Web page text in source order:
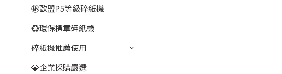
㊙️歐盟P5等級碎紙機
♻️環保標章碎紙機
碎紙機推薦使用
💎企業採購嚴選